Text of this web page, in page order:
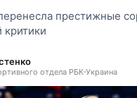
престижные
критики
отдела РБК-Украина